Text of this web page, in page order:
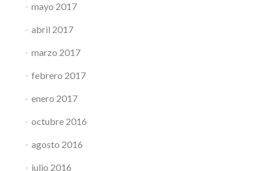
mayo 2017
abril 2017
marzo 2017
febrero 2017
enero 2017
octubre 2016
agosto 2016
julio 2016